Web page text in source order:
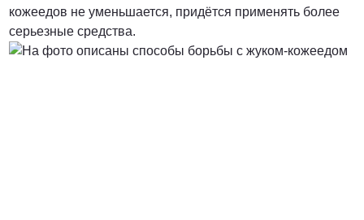
кожеедов не уменьшается, придётся применять более
серьезные средства.